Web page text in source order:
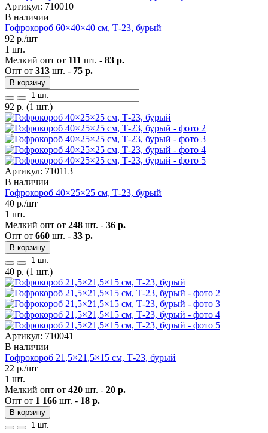
Артикул: 710010
В наличии
Гофрокороб 60×40×40 см, Т-23, бурый
92 р./шт
1 шт.
Мелкий опт от 111 шт. - 83 р.
Опт от 313 шт. - 75 р.
В корзину
92 р. (1 шт.)
Артикул: 710113
В наличии
Гофрокороб 40×25×25 см, Т-23, бурый
40 р./шт
1 шт.
Мелкий опт от 248 шт. - 36 р.
Опт от 660 шт. - 33 р.
В корзину
40 р. (1 шт.)
Артикул: 710041
В наличии
Гофрокороб 21,5×21,5×15 см, Т-23, бурый
22 р./шт
1 шт.
Мелкий опт от 420 шт. - 20 р.
Опт от 1 166 шт. - 18 р.
В корзину